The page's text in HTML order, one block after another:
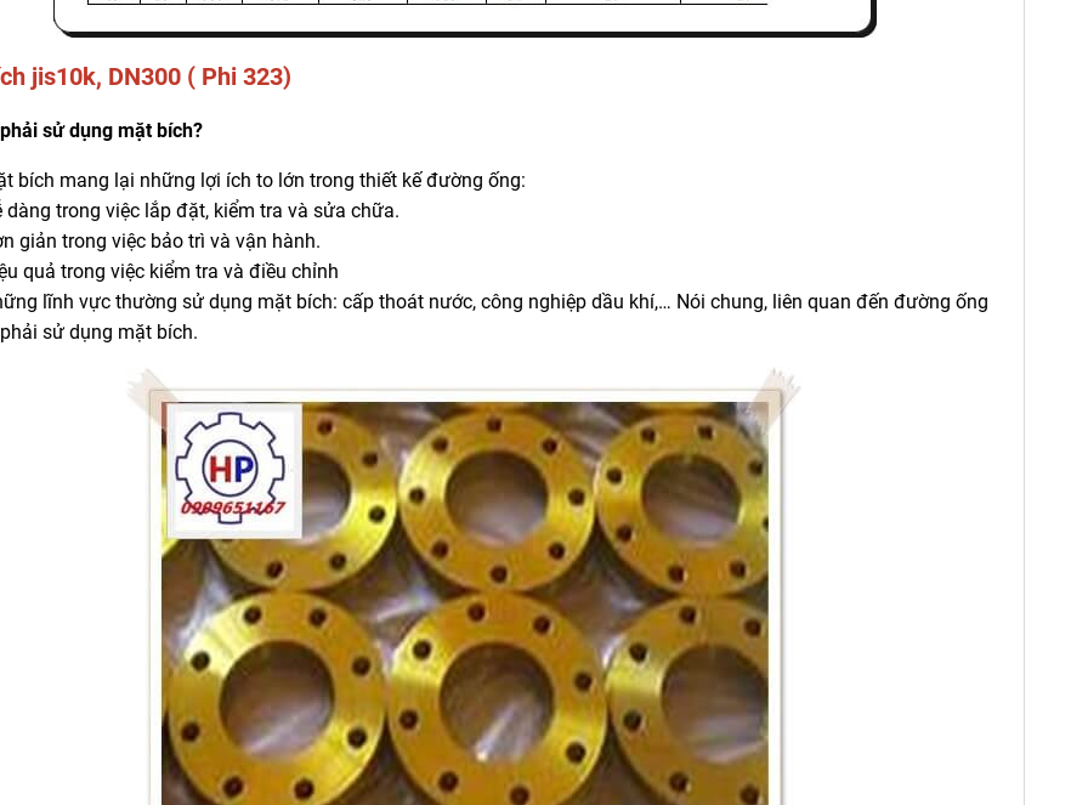
jis10k, DN300 ( Phi 323)
sử dụng mặt bích?
bích mang lại những lợi ích to lớn trong thiết kế đường ống:
dàng trong việc lắp đặt, kiểm tra và sửa chữa.
giản trong việc bảo trì và vận hành.
quả trong việc kiểm tra và điều chỉnh
lĩnh vực thường sử dụng mặt bích: cấp thoát nước, công nghiệp dầu khí,… Nói chung, liên quan đến đường ống
sử dụng mặt bích.